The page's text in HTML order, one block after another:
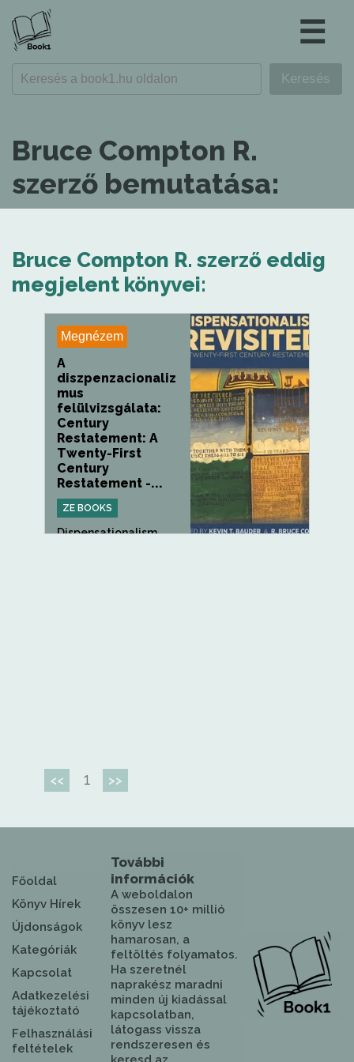
☰
Bruce Compton R.
szerző bemutatása:
Bruce Compton R. szerző eddig
megjelent könyvei:
Megnézem
A
diszpenzacionaliz
mus
felülvizsgálata:
Century
Restatement: A
Twenty-First
Century
Restatement -...
ZE BOOKS
Dispensationalism
<< 1 >>
Főoldal
Könyv Hírek
Újdonságok
Kategóriák
Kapcsolat
Adatkezelési
tájékoztató
Felhasználási
feltételek
További
információk
A weboldalon
összesen 10+ millió
könyv lesz
hamarosan, a
feltöltés folyamatos.
Ha szeretnél
naprakész maradni
minden új kiadással
kapcsolatban,
látogass vissza
rendszeresen és